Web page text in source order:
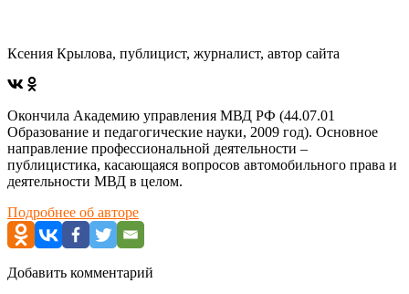
Ксения Крылова, публицист, журналист, автор сайта
Окончила Академию управления МВД РФ (44.07.01
Образование и педагогические науки, 2009 год). Основное
направление профессиональной деятельности –
публицистика, касающаяся вопросов автомобильного права и
деятельности МВД в целом.
Подробнее об авторе
Добавить комментарий